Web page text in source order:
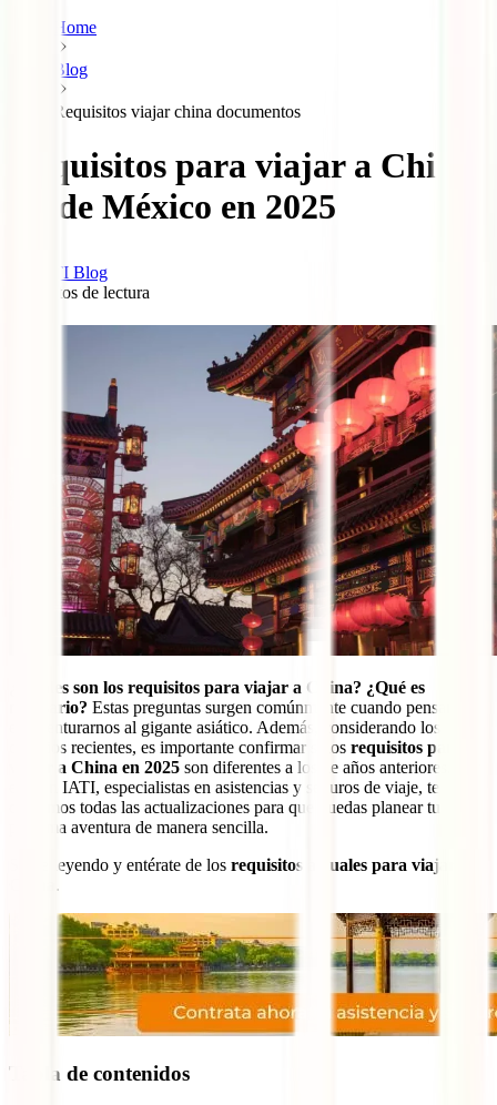
Home
Blog
Requisitos viajar china documentos
Requisitos para viajar a China
desde México en 2025
IATI Blog
minutos de lectura
¿Cuáles son los requisitos para viajar a China? ¿Qué es
necesario? Estas preguntas surgen comúnmente cuando pensamos
en aventurarnos al gigante asiático. Además, considerando los
cambios recientes, es importante confirmar si los requisitos para
viajar a China en 2025 son diferentes a los de años anteriores. Por
eso, en IATI, especialistas en asistencias y seguros de viaje, te
contamos todas las actualizaciones para que puedas planear tu
próxima aventura de manera sencilla.
Sigue leyendo y entérate de los requisitos actuales para viajar a
.
Tabla de contenidos